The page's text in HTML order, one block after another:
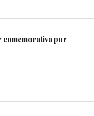
comemorativa por